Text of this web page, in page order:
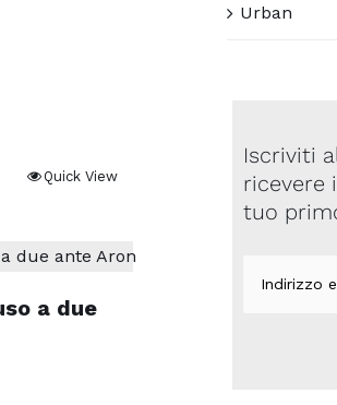
Quick View
a due
Urban
Iscriviti
ricevere
tuo
email